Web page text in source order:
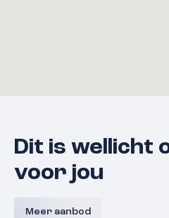
Dit is wellicht
voor jou
Meer aanbod